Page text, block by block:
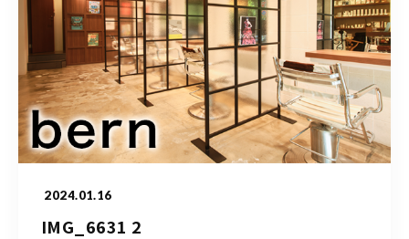
2024.01.16
IMG_6631 2
ACCESS
bern 06-6136-6633
TERMINAL bern 06-6136-6633 【火水木日・祝】10:00～19:00
【金土】10:00〜21:00